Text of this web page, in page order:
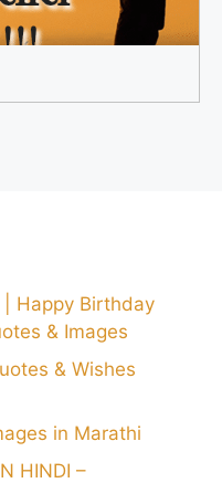
Happy Birthday
& Images
& Wishes
in Marathi
HINDI –